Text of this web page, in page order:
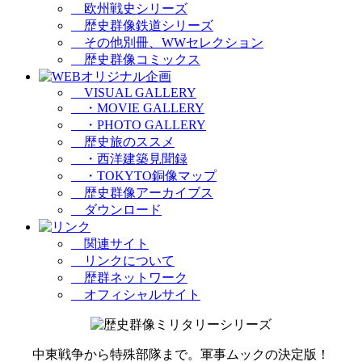
欧州戦史シリーズ
歴史群像鉄道シリーズ
その他別冊、WWセレクション
歴史群像コミックス
VISUAL GALLERY
・MOVIE GALLERY
・PHOTO GALLERY
歴史旅のススメ
・西洋建築見聞録
・TOKYTO銅像マップ
歴史群像アーカイブス
ダウンロード
関連サイト
リンクについて
歴群ネットワーク
オフィシャルサイト
中東戦争から特殊部隊まで。軍事ムックの決定版！